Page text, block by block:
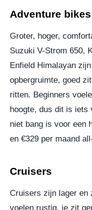
Adventure
Groter, hoger,
Suzuki V-Strom 650,
Enfield Himalayan
opbergruimte, goed
ritten. Beginners
hoogte, dus dit is iets
niet bang is voor een
en €329 per maand
Cruisers
Cruisers zijn lager en
voelen rustig, je zit